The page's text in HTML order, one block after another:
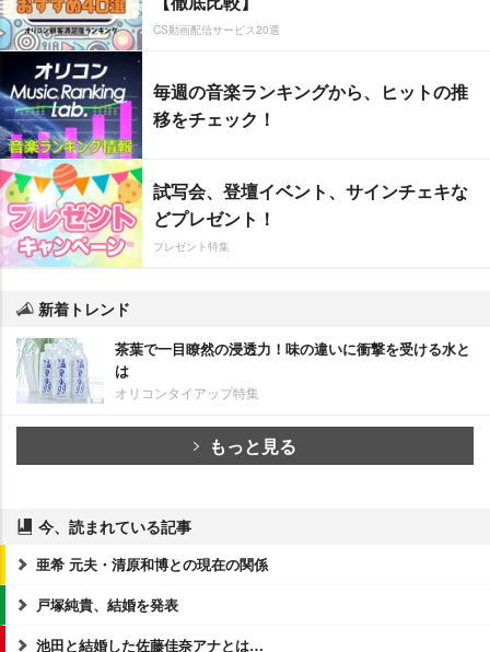
CS動画配信サービス20選
毎週の音楽ランキングから、ヒットの推
移をチェック！
試写会、登壇イベント、サインチェキな
どプレゼント！
プレゼント特集
新着トレンド
茶葉で一目瞭然の浸透力！味の違いに衝撃を受ける水と
は
オリコンタイアップ特集
もっと見る
今、読まれている記事
亜希 元夫・清原和博との現在の関係
戸塚純貴、結婚を発表
池田と結婚した佐藤佳奈アナとは…